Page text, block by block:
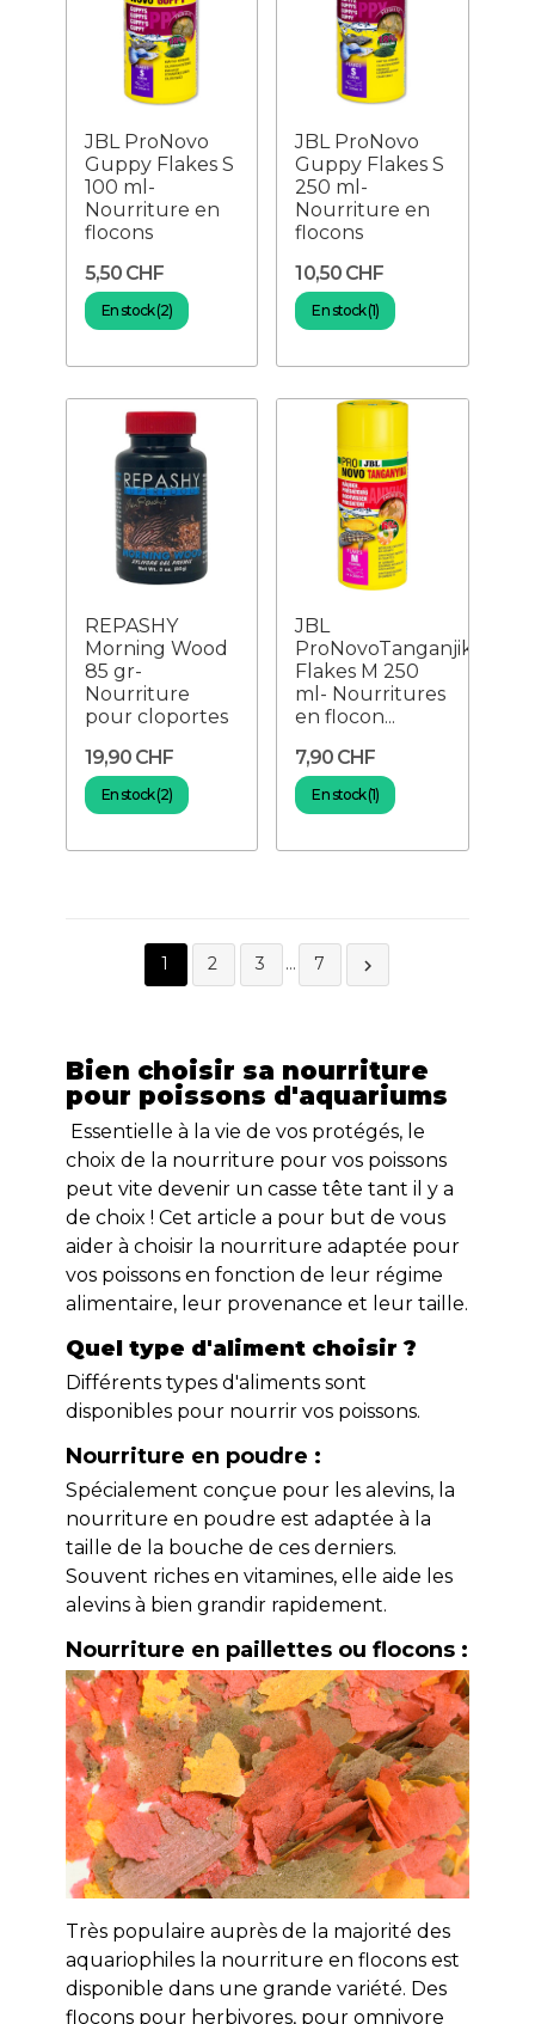
JBL ProNovo
Guppy Flakes S
100 ml-
Nourriture en
flocons
5,50 CHF
En stock (2)
JBL ProNovo
Guppy Flakes S
250 ml-
Nourriture en
flocons
10,50 CHF
En stock (1)
REPASHY
Morning Wood
85 gr-
Nourriture
pour cloportes
19,90 CHF
En stock (2)
JBL
ProNovoTanganjika
Flakes M 250
ml- Nourritures
en flocon...
7,90 CHF
En stock (1)
1 2 3 … 7 
Bien choisir sa nourriture
pour poissons d'aquariums
Essentielle à la vie de vos protégés, le
choix de la nourriture pour vos poissons
peut vite devenir un casse tête tant il y a
de choix ! Cet article a pour but de vous
aider à choisir la nourriture adaptée pour
vos poissons en fonction de leur régime
alimentaire, leur provenance et leur taille.
Quel type d'aliment choisir ?
Différents types d'aliments sont
disponibles pour nourrir vos poissons.
Nourriture en poudre :
Spécialement conçue pour les alevins, la
nourriture en poudre est adaptée à la
taille de la bouche de ces derniers.
Souvent riches en vitamines, elle aide les
alevins à bien grandir rapidement.
Nourriture en paillettes ou flocons :
Très populaire auprès de la majorité des
aquariophiles la nourriture en flocons est
disponible dans une grande variété. Des
flocons pour herbivores, pour omnivore